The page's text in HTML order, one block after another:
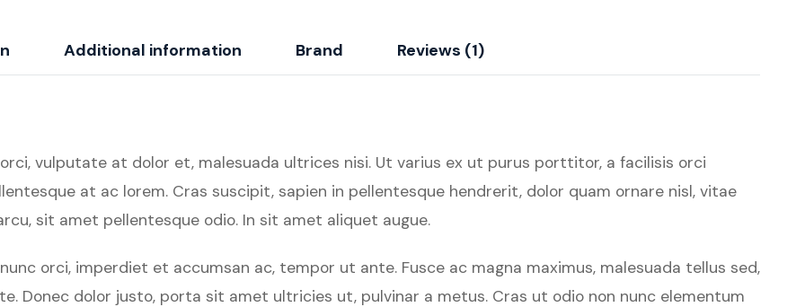
Additional information Brand Reviews (1)
vulputate at dolor et, malesuada ultrices nisi. Ut varius ex ut purus porttitor, a facilisis orci
at ac lorem. Cras suscipit, sapien in pellentesque hendrerit, dolor quam ornare nisl, vitae
sit amet pellentesque odio. In sit amet aliquet augue.
orci, imperdiet et accumsan ac, tempor ut ante. Fusce ac magna maximus, malesuada tellus sed,
Donec dolor justo, porta sit amet ultricies ut, pulvinar a metus. Cras ut odio non nunc elementum